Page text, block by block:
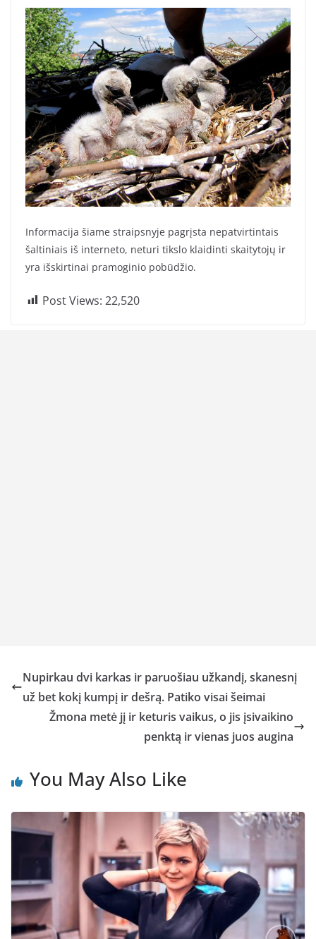
Informacija šiame straipsnyje pagrįsta nepatvirtintais
šaltiniais iš interneto, neturi tikslo klaidinti skaitytojų ir
yra išskirtinai pramoginio pobūdžio.
Post Views: 22,520
Nupirkau dvi karkas ir paruošiau užkandį, skanesnį
už bet kokį kumpį ir dešrą. Patiko visai šeimai
Žmona metė jį ir keturis vaikus, o jis įsivaikino
penktą ir vienas juos augina
You May Also Like